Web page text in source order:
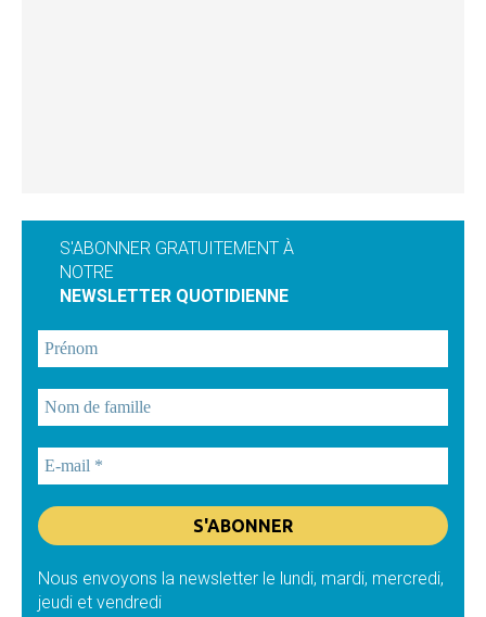
S'ABONNER GRATUITEMENT À
NOTRE
NEWSLETTER QUOTIDIENNE
Nous envoyons la newsletter le lundi, mardi, mercredi,
jeudi et vendredi